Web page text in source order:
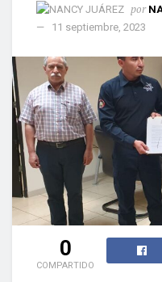
por
11 septiembre, 2023
0
COMPARTIDO